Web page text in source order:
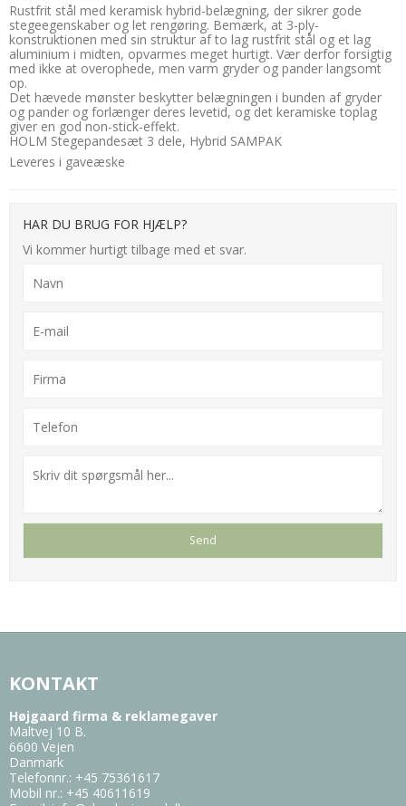
Rustfrit stål med keramisk hybrid-belægning, der sikrer gode
stegeegenskaber og let rengøring. Bemærk, at 3-ply-
konstruktionen med sin struktur af to lag rustfrit stål og et lag
aluminium i midten, opvarmes meget hurtigt. Vær derfor forsigtig
med ikke at overophede, men varm gryder og pander langsomt
op.
Det hævede mønster beskytter belægningen i bunden af gryder
og pander og forlænger deres levetid, og det keramiske toplag
giver en god non-stick-effekt.
HOLM Stegepandesæt 3 dele, Hybrid SAMPAK
Leveres i gaveæske
HAR DU BRUG FOR HJÆLP?
Vi kommer hurtigt tilbage med et svar.
KONTAKT
Højgaard firma & reklamegaver
Maltvej 10 B.
6600 Vejen
Danmark
Telefonnr.: +45 75361617
Mobil nr.: +45 40611619